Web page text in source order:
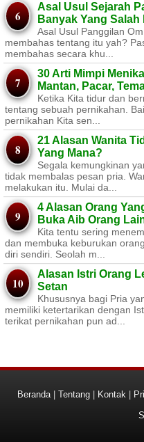
Asal Usul Sejarah
Banyak Yang Salah
Asal Usul Panggilan
membahas tentang itu yah?
membahas secara khu...
30 Arti Mimpi
Mantan, Pacar,
Ketika Kita tidur dan
tentang sebuah pernikahan.
pernikahan Kita sen...
21 Alasan Wanita
Yang Mana?
Segala kemungkinan
tidak membalas pesan pria.
melakukan itu. Mulai da...
4 Alasan Orang
Buka Aib Orang
Kita tentu sering
dan membuka keburukan
diri sendiri. Seolah m...
Alasan Istri Orang
Setan
Khususnya bagi Pria
memiliki ketertarikan dengan
terikat pernikahan pun ad...
Beranda Tentang Kontak